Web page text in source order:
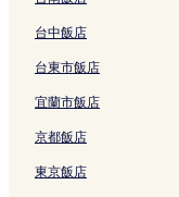
台中飯店
台東市飯店
宜蘭市飯店
京都飯店
東京飯店